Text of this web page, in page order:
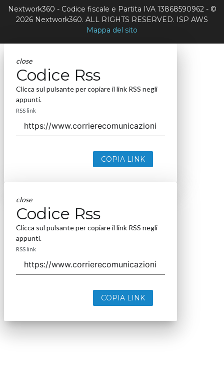
Nextwork360 - Codice fiscale e Partita IVA 13868590962 - ©
2026 Nextwork360. ALL RIGHTS RESERVED. ISP AWS
Mappa del sito
close
Codice Rss
Clicca sul pulsante per copiare il link RSS negli
appunti.
RSS link
COPIA LINK
close
Codice Rss
Clicca sul pulsante per copiare il link RSS negli
appunti.
RSS link
COPIA LINK